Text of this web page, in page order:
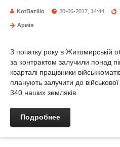
KotBazilio 20-06-2017, 14:44
Армія
З початку року в Житомирській
за контрактом залучили понад
кварталі працівники
планують залучити до
340 наших земляків.
Подробнее